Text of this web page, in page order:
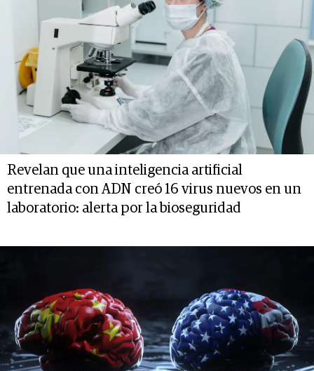
Revelan que una inteligencia artificial
entrenada con ADN creó 16 virus nuevos en un
laboratorio: alerta por la bioseguridad